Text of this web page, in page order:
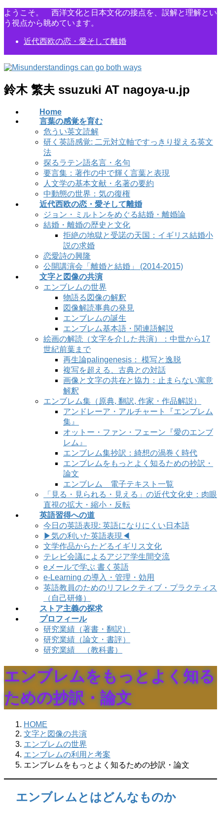
コ
ン
ツ
に
動
ナ
ビ
シ
ョ
に
移
ようこそ。 西洋文化と日本文化の接点を、誤解と理解とい
う視点から眺めています。
近代西欧の恋・愛そして離婚
鈴木 繁夫 ssuzuki AT nagoya-u.jp
Home
言葉の感覚を育む
危うい英文読解
研く英語感覚: 二元対立軸ですっきり捉える英文
法
探るラテン語名言・名句
要言集：著作の中で輝く言葉と表現
人文学の基本文献・名著の要約
中動態の世界：気の復権
近代西欧の恋・愛そして離婚
ジョン・ミルトンをめぐる結婚・離婚論
結婚・離婚の歴史と文化
拒絶の地獄と受諾の天国：イギリス結婚小
説の求婚
恋愛詩の興隆
公開講演会「離婚と結婚」 (2014-2015)
文字と図像の共演
エンブレムの世界
物語る図像の解釈
図像解読事典の発見
エンブレムの誕生
エンブレム基本語・関連語解説
絵画の解読（文字を介した共演）：中世から17
世紀前葉まで
再生論palingenesis： 模写と逸脱
複写を超える、古典との対話
画像と文字の共在と協力：止まらない寓意
解釈
エンブレム集（原典, 翻訳, 作家・作品解説）
アンドレーア・アルチャート『エンブレム
集』
オットー・ファン・フェーン『愛のエンブ
レム』
エンブレム集抄訳：綺想の渦巻く時代
エンブレムをもっとよく知るための抄訳・
論文
エンブレム 電子テキスト一覧
「見る・見られる・見える」の近代文化史：肉眼
直視の拡大・縮小・反転
英語習得への道
今日の英語表現: 英語になりにくい日本語
▶気の利いた英語表現◀
文学作品からたどるイギリス文化
テレビ会議によるアジア学生間交流
eメールで学ぶ 書く英語
e-Learning の導入・管理・効用
英語教員のためのリフレクティブ・プラクティス
（自己研修）
ストア主義の探求
プロフィール
研究業績（著書・翻訳）
研究業績（論文・書評）
研究業績 （教科書）
エンブレムをもっとよく知る
ための抄訳・論文
HOME
文字と図像の共演
エンブレムの世界
エンブレムの利用と考案
エンブレムをもっとよく知るための抄訳・論文
エンブレムとはどんなものか